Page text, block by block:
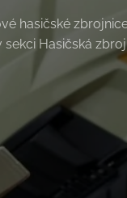
hasičské
Hasičská